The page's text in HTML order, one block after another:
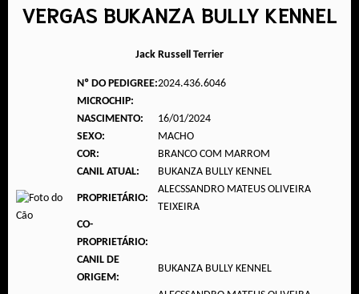
VERGAS BUKANZA BULLY KENNEL
Jack Russell Terrier
Nº DO PEDIGREE:2024.436.6046
MICROCHIP:
NASCIMENTO:
16/01/2024
SEXO:
MACHO
COR:
BRANCO COM MARROM
CANIL ATUAL:
BUKANZA BULLY KENNEL
PROPRIETÁRIO:
ALECSSANDRO MATEUS OLIVEIRA
TEIXEIRA
CO-
PROPRIETÁRIO:
CANIL DE
ORIGEM:
BUKANZA BULLY KENNEL